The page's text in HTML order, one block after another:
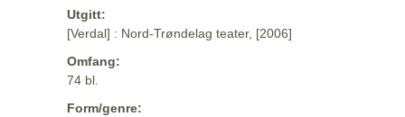
Utgitt:
[Verdal] : Nord-Trøndelag teater, [2006]
Omfang:
74 bl.
Form/genre: